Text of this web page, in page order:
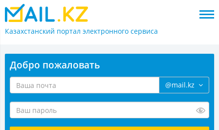
Казахстанский портал электронного сервиса
Добро пожаловать
@mail.kz